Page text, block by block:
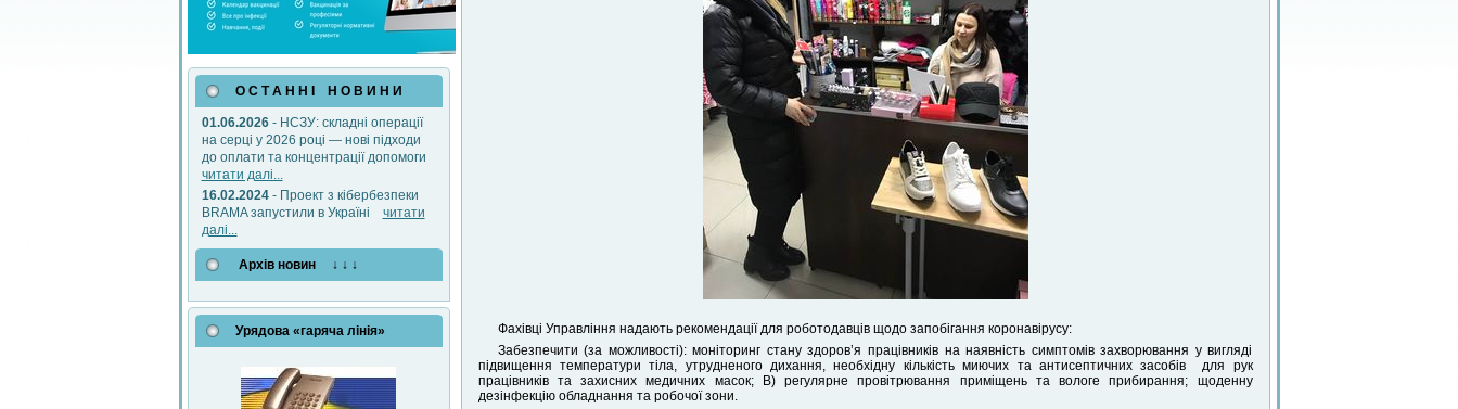
О С Т А Н Н І Н О В И Н И
01.06.2026- НСЗУ: складні операції
на серці у 2026 році — нові підходи
до оплати та концентрації допомоги
читати далі...
16.02.2024- Проект з кібербезпеки
BRAMA запустили в Україні читати
далі...
Архів новин ↓ ↓ ↓
Урядова «гаряча лінія»
Фахівці Управління надають рекомендації для роботодавців щодо запобігання коронавірусу:
Забезпечити (за можливості): моніторинг стану здоров’я працівників на наявність симптомів захворювання у вигляді
підвищення температури тіла, утрудненого дихання, необхідну кількість миючих та антисептичних засобів для рук
працівників та захисних медичних масок; В) регулярне провітрювання приміщень та вологе прибирання; щоденну
дезінфекцію обладнання та робочої зони.